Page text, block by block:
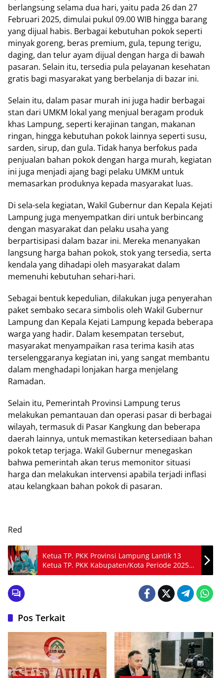
berlangsung selama dua hari, yaitu pada 26 dan 27
Februari 2025, dimulai pukul 09.00 WIB hingga barang
yang dijual habis. Berbagai kebutuhan pokok seperti
minyak goreng, beras premium, gula, tepung terigu,
daging, dan telur ayam dijual dengan harga di bawah
pasaran. Selain itu, tersedia pula pelayanan kesehatan
gratis bagi masyarakat yang berbelanja di bazar ini.
Selain itu, dalam pasar murah ini juga hadir berbagai
stan dari UMKM lokal yang menjual beragam produk
khas Lampung, seperti kerajinan tangan, makanan
ringan, hingga kebutuhan pokok lainnya seperti susu,
sarden, sirup, dan gula. Tidak hanya berfokus pada
penjualan bahan pokok dengan harga murah, kegiatan
ini juga menjadi ajang bagi pelaku UMKM untuk
memasarkan produknya kepada masyarakat luas.
Di sela-sela kegiatan, Wakil Gubernur dan Kepala Kejati
Lampung juga menyempatkan diri untuk berbincang
dengan masyarakat dan pelaku usaha yang
berpartisipasi dalam bazar ini. Mereka menanyakan
langsung harga bahan pokok, stok yang tersedia, serta
kendala yang dihadapi oleh masyarakat dalam
memenuhi kebutuhan sehari-hari.
Sebagai bentuk kepedulian, dilakukan juga penyerahan
paket sembako secara simbolis oleh Wakil Gubernur
Lampung dan Kepala Kejati Lampung kepada beberapa
warga yang hadir. Dalam kesempatan tersebut,
masyarakat menyampaikan rasa terima kasih atas
terselenggaranya kegiatan ini, yang sangat membantu
dalam menghadapi lonjakan harga menjelang
Ramadan.
Selain itu, Pemerintah Provinsi Lampung terus
melakukan pemantauan dan operasi pasar di berbagai
wilayah, termasuk di Pasar Kangkung dan beberapa
daerah lainnya, untuk memastikan ketersediaan bahan
pokok tetap terjaga. Wakil Gubernur menegaskan
bahwa pemerintah akan terus memonitor situasi
harga dan melakukan intervensi apabila terjadi inflasi
atau kelangkaan bahan pokok di pasaran.
Red
Ketua TP. PKK Provinsi Lampung Lantik 13
Ketua TP. PKK Kabupaten/Kota Periode 2025-
2030
Pos Terkait